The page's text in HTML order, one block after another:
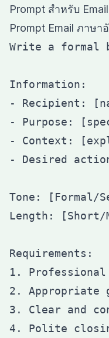
Prompt สำหรับ
Prompt Email ภาษา
Write a formal
Information:
- Recipient:
- Purpose:
- Context:
- Desired
Tone:
Length: [Short/
Requirements:
1.
2. Appropriate
3. Clear and
4. Polite